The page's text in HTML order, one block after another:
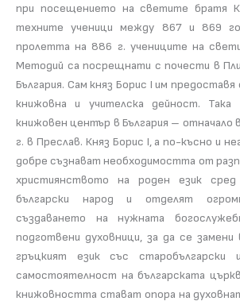
при посещението на светите братя
техните ученици между 867 и 869
пролетта на 886 г. учениците на
Методий са посрещнати с почести в
България. Сам княз Борис І им предоставя
книжовна и учителска дейност. Така
книжовен център в България – отначало
г. в Преслав. Княз Борис І, а по-късно и
добре съзнават необходимостта от
християнството на роден език сред
български народ и отделят
създаването на нужната
подготвени духовници, за да се
гръцкият език със
самостоятелност на българската
книжовността стават опора на